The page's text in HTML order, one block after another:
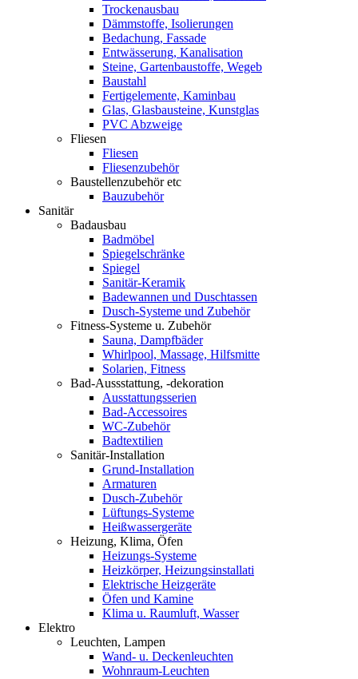
Trockenausbau
Dämmstoffe, Isolierungen
Bedachung, Fassade
Entwässerung, Kanalisation
Steine, Gartenbaustoffe, Wegeb
Baustahl
Fertigelemente, Kaminbau
Glas, Glasbausteine, Kunstglas
PVC Abzweige
Fliesen
Fliesen
Fliesenzubehör
Baustellenzubehör etc
Bauzubehör
Sanitär
Badausbau
Badmöbel
Spiegelschränke
Spiegel
Sanitär-Keramik
Badewannen und Duschtassen
Dusch-Systeme und Zubehör
Fitness-Systeme u. Zubehör
Sauna, Dampfbäder
Whirlpool, Massage, Hilfsmitte
Solarien, Fitness
Bad-Aussstattung, -dekoration
Ausstattungsserien
Bad-Accessoires
WC-Zubehör
Badtextilien
Sanitär-Installation
Grund-Installation
Armaturen
Dusch-Zubehör
Lüftungs-Systeme
Heißwassergeräte
Heizung, Klima, Öfen
Heizungs-Systeme
Heizkörper, Heizungsinstallati
Elektrische Heizgeräte
Öfen und Kamine
Klima u. Raumluft, Wasser
Elektro
Leuchten, Lampen
Wand- u. Deckenleuchten
Wohnraum-Leuchten